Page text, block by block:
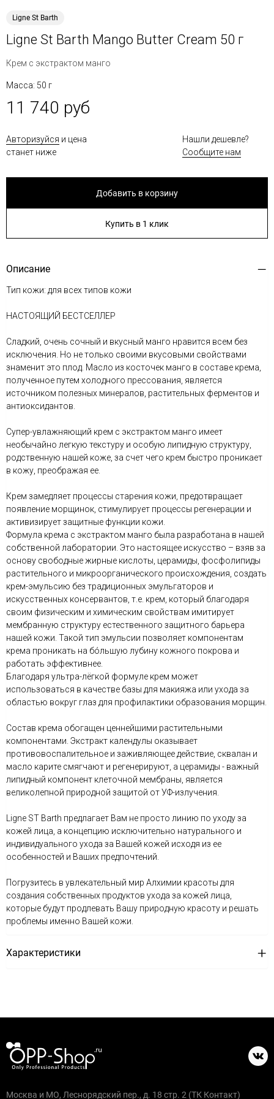
Ligne St Barth
Ligne St Barth Mango Butter Cream 50 г
Крем с экстрактом манго
Масса: 50 г
11 740 руб
Авторизуйся и цена
станет ниже
Нашли дешевле?
Сообщите нам
Добавить в корзину
Купить в 1 клик
Описание
Тип кожи: для всех типов кожи
НАСТОЯЩИЙ БЕСТСЕЛЛЕР
Сладкий, очень сочный и вкусный манго нравится всем без
исключения. Но не только своими вкусовыми свойствами
знаменит это плод. Масло из косточек манго в составе крема,
полученное путем холодного прессования, является
источником полезных минералов, растительных ферментов и
антиоксидантов.
Супер-увлажняющий крем с экстрактом манго имеет
необычайно легкую текстуру и особую липидную структуру,
родственную нашей коже, за счет чего крем быстро проникает
в кожу, преображая ее.
Крем замедляет процессы старения кожи, предотвращает
появление морщинок, стимулирует процессы регенерации и
активизирует защитные функции кожи.
Формула крема с экстрактом манго была разработана в нашей
собственной лаборатории. Это настоящее искусство – взяв за
основу свободные жирные кислоты, церамиды, фосфолипиды
растительного и микроорганического происхождения, создать
крем-эмульсию без традиционных эмульгаторов и
искусственных консервантов, т.е. крем, который благодаря
своим физическим и химическим свойствам имитирует
мембранную структуру естественного защитного барьера
нашей кожи. Такой тип эмульсии позволяет компонентам
крема проникать на бóльшую лубину кожного покрова и
работать эффективнее.
Благодаря ультра-лёгкой формуле крем может
использоваться в качестве базы для макияжа или ухода за
областью вокруг глаз для профилактики образования морщин.
Состав крема обогащен ценнейшими растительными
компонентами. Экстракт календулы оказывает
противовоспалительное и заживляющее действие, сквалан и
масло карите смягчают и регенерируют, а церамиды - важный
липидный компонент клеточной мембраны, является
великолепной природной защитой от УФ-излучения.
Ligne ST Barth предлагает Вам не просто линию по уходу за
кожей лица, а концепцию исключительно натурального и
индивидуального ухода за Вашей кожей исходя из ее
особенностей и Ваших предпочтений.
Погрузитесь в увлекательный мир Алхимии красоты для
создания собственных продуктов ухода за кожей лица,
которые будут продлевать Вашу природную красоту и решать
проблемы именно Вашей кожи.
Характеристики
Москва и МО, Леснорядский пер., д. 18 стр. 2 (ТК Контакт)